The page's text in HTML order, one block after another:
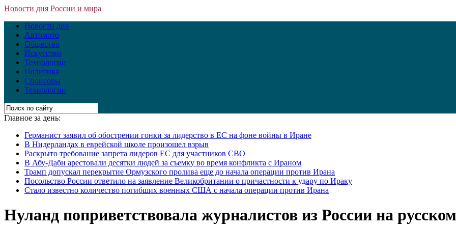
Новости дня России и мира
Новости дня
Автомото
Общество
Искусство
Технологии
Политика
Спонсоры
Технологии
Главное за день:
Германист заявил об обострении гонки за лидерство в ЕС на фоне войны в Иране
В Нидерландах в еврейской школе произошел взрыв
Раскрыто требование запрета лидеров ЕС для участников СВО
В Абу-Даби арестовали десятки людей за съемку во время конфликта с Ираном
Трамп допускал перекрытие Ормузского пролива еще до начала операции против Ирана
Посольство России ответило на заявление Великобритании о причастности к удару по Ираку
Стало известно количество погибших военных США с начала операции против Ирана
Нуланд поприветствовала журналистов из России на русском